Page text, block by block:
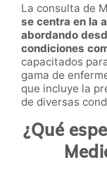
La consulta de
se centra en la
abordando
condiciones
capacitados
gama de
que incluye la
de diversas
¿Qué